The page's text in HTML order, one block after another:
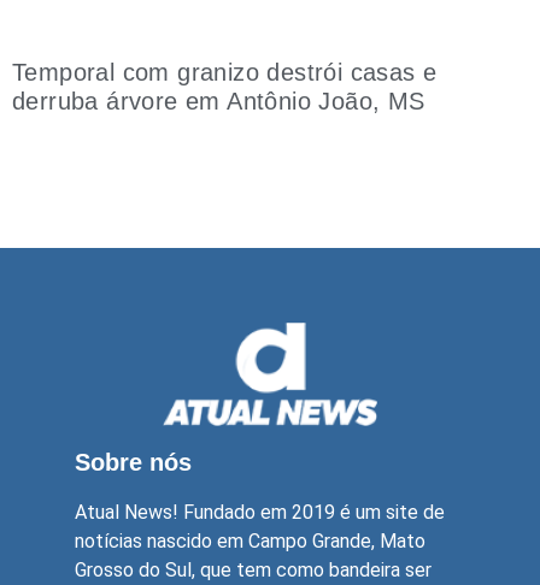
Temporal com granizo destrói casas e
derruba árvore em Antônio João, MS
Sobre nós
Atual News! Fundado em 2019 é um site de
notícias nascido em Campo Grande, Mato
Grosso do Sul, que tem como bandeira ser